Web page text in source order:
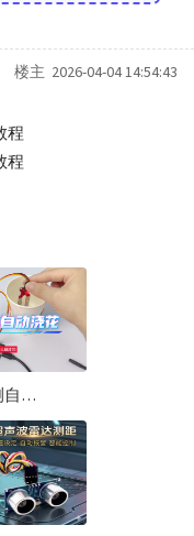
楼主 2026-04-04 14:54:43
程
程
土壤湿度检测自动浇花实验上下限设置校准 自动抽水灌溉学习教程